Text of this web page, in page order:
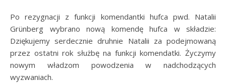
Po rezygnacji z funkcji komendantki hufca pwd. Natalii
Grünberg wybrano nową komendę hufca w składzie:
Dziękujemy serdecznie druhnie Natalii za podejmowaną
przez ostatni rok służbę na funkcji komendatki. Życzymy
nowym władzom powodzenia w nadchodzących
wyzwaniach.